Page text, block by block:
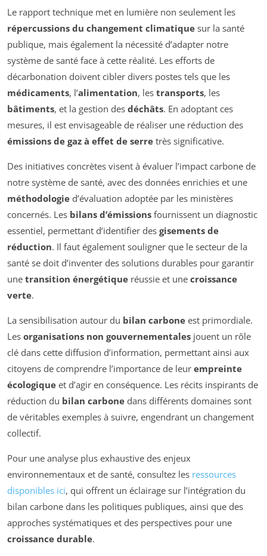
Le rapport technique met en lumière non seulement les
répercussions du changement climatique sur la santé
publique, mais également la nécessité d’adapter notre
système de santé face à cette réalité. Les efforts de
décarbonation doivent cibler divers postes tels que les
médicaments, l’alimentation, les transports, les
bâtiments, et la gestion des déchâts. En adoptant ces
mesures, il est envisageable de réaliser une réduction des
émissions de gaz à effet de serre très significative.
Des initiatives concrètes visent à évaluer l’impact carbone de
notre système de santé, avec des données enrichies et une
méthodologie d’évaluation adoptée par les ministères
concernés. Les bilans d’émissions fournissent un diagnostic
essentiel, permettant d’identifier des gisements de
réduction. Il faut également souligner que le secteur de la
santé se doit d’inventer des solutions durables pour garantir
une transition énergétique réussie et une croissance
verte.
La sensibilisation autour du bilan carbone est primordiale.
Les organisations non gouvernementales jouent un rôle
clé dans cette diffusion d’information, permettant ainsi aux
citoyens de comprendre l’importance de leur empreinte
écologique et d’agir en conséquence. Les récits inspirants de
réduction du bilan carbone dans différents domaines sont
de véritables exemples à suivre, engendrant un changement
collectif.
Pour une analyse plus exhaustive des enjeux
environnementaux et de santé, consultez les ressources
disponibles ici, qui offrent un éclairage sur l’intégration du
bilan carbone dans les politiques publiques, ainsi que des
approches systématiques et des perspectives pour une
croissance durable.